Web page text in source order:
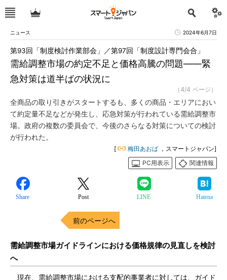
ニュース 2024年6月7日
需給調整市場の約定不足と価格高騰の問題――緊
急対策は道半ばの状況に
第93回「制度検討作業部会」／第97回「制度設計専門会合」
（4/4 ページ）
全商品の取り引きがスタートするも、多くの商品・エリアにおい
て約定量不足などが発生し、応急対策が行われている需給調整市
場。政府の複数の委員会で、今後のさらなる対策についての検討
が行われた。
[ 梅田あおば ，スマートジャパン]
PC用表示
関連情報
Share Post LINE Hatena
前のページへ
需給調整市場ガイドラインにおける価格規律の見直しを検討
へ
現在、需給調整市場における支配的事業者に対しては、ガイド